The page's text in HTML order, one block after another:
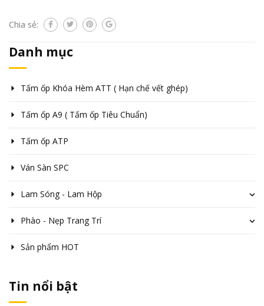
Chia sẻ:
Danh mục
Tấm ốp Khóa Hèm ATT ( Hạn chế vết ghép)
Tấm ốp A9 ( Tấm ốp Tiêu Chuẩn)
Tấm ốp ATP
Ván Sàn SPC
Lam Sóng - Lam Hộp
Phào - Nẹp Trang Trí
Sản phẩm HOT
Tin nổi bật